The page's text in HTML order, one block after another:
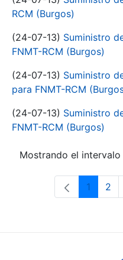
RCM (Burgos)
(24-07-13) Suministro
FNMT-RCM (Burgos)
(24-07-13) Suministro
para FNMT-RCM
(24-07-13) Suministro
FNMT-RCM (Burgos)
Mostrando el intervalo
Página
1 2